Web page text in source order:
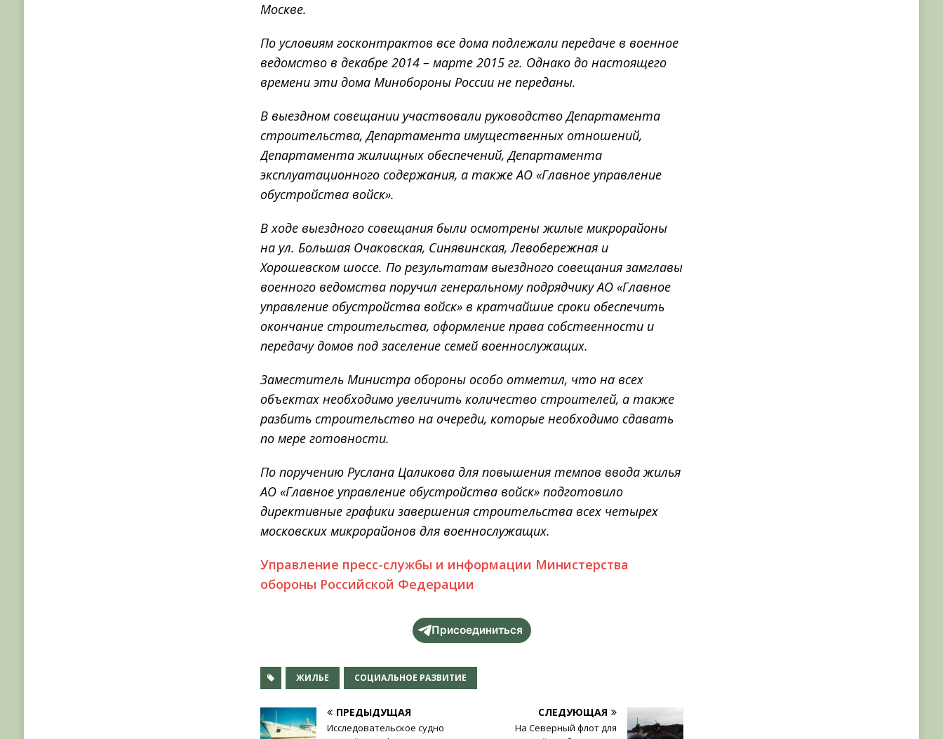
Москве.
По условиям госконтрактов все дома подлежали передаче в военное
ведомство в декабре 2014 – марте 2015 гг. Однако до настоящего
времени эти дома Минобороны России не переданы.
В выездном совещании участвовали руководство Департамента
строительства, Департамента имущественных отношений,
Департамента жилищных обеспечений, Департамента
эксплуатационного содержания, а также АО «Главное управление
обустройства войск».
В ходе выездного совещания были осмотрены жилые микрорайоны
на ул. Большая Очаковская, Синявинская, Левобережная и
Хорошевском шоссе. По результатам выездного совещания замглавы
военного ведомства поручил генеральному подрядчику АО «Главное
управление обустройства войск» в кратчайшие сроки обеспечить
окончание строительства, оформление права собственности и
передачу домов под заселение семей военнослужащих.
Заместитель Министра обороны особо отметил, что на всех
объектах необходимо увеличить количество строителей, а также
разбить строительство на очереди, которые необходимо сдавать
по мере готовности.
По поручению Руслана Цаликова для повышения темпов ввода жилья
АО «Главное управление обустройства войск» подготовило
директивные графики завершения строительства всех четырех
московских микрорайонов для военнослужащих.
Управление пресс-службы и информации Министерства
обороны Российской Федерации
Присоединиться
ЖИЛЬЕ СОЦИАЛЬНОЕ РАЗВИТИЕ
ПРЕДЫДУЩАЯ
Исследовательское судно
СЛЕДУЮЩАЯ
На Северный флот для